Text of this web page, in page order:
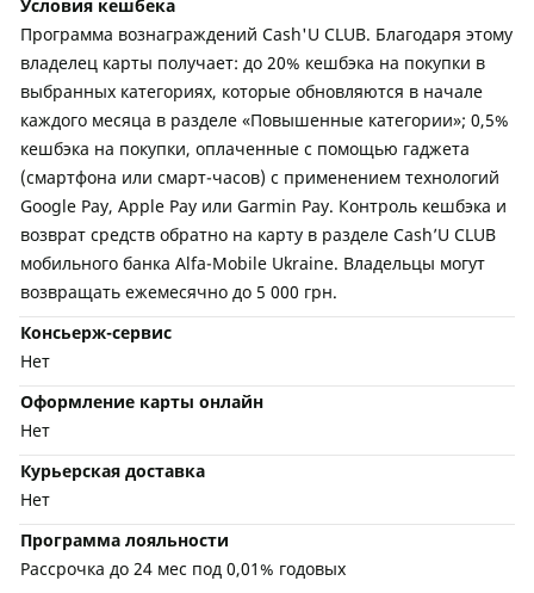
Условия кешбека
Программа вознаграждений Cash'U CLUB. Благодаря этому
владелец карты получает: до 20% кешбэка на покупки в
выбранных категориях, которые обновляются в начале
каждого месяца в разделе «Повышенные категории»; 0,5%
кешбэка на покупки, оплаченные с помощью гаджета
(смартфона или смарт-часов) с применением технологий
Google Pay, Apple Pay или Garmin Pay. Контроль кешбэка и
возврат средств обратно на карту в разделе Cash’U CLUB
мобильного банка Alfa-Mobile Ukraine. Владельцы могут
возвращать ежемесячно до 5 000 грн.
Консьерж-сервис
Нет
Оформление карты онлайн
Нет
Курьерская доставка
Нет
Программа лояльности
Рассрочка до 24 мес под 0,01% годовых